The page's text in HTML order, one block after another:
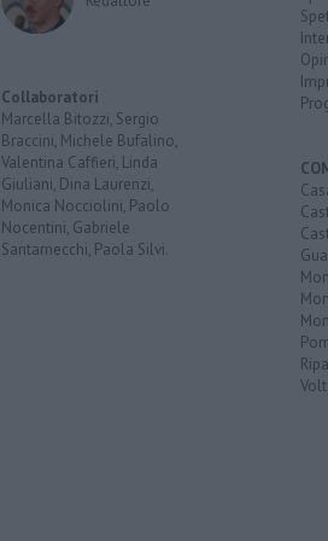
Collaboratori
Marcella Bitozzi, Sergio
Braccini, Michele Bufalino,
Valentina Caffieri, Linda
Giuliani, Dina Laurenzi,
Monica Nocciolini, Paolo
Nocentini, Gabriele
Santarnecchi, Paola Silvi.